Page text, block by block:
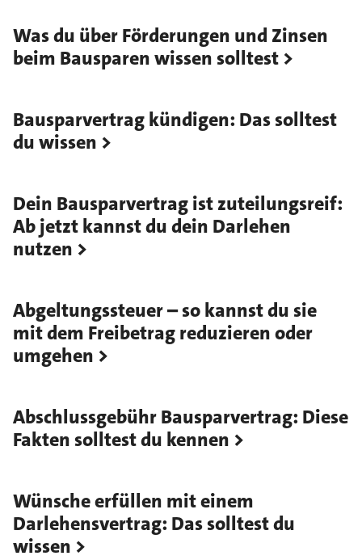
Was du über Förderungen und Zinsen
beim Bausparen wissen solltest
Bausparvertrag kündigen: Das solltest
du wissen
Dein Bausparvertrag ist zuteilungsreif:
Ab jetzt kannst du dein Darlehen
nutzen
Abgeltungssteuer – so kannst du sie
mit dem Freibetrag reduzieren oder
umgehen
Abschlussgebühr Bausparvertrag: Diese
Fakten solltest du kennen
Wünsche erfüllen mit einem
Darlehensvertrag: Das solltest du
wissen